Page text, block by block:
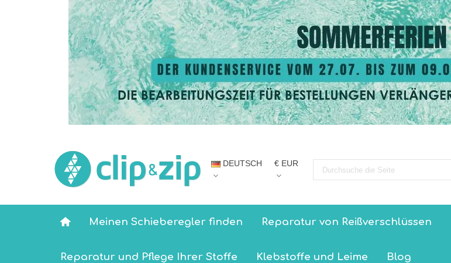
DEUTSCH
€ EUR
Meinen Schieberegler finden Reparatur von Reißverschlüssen
Reparatur und Pflege Ihrer Stoffe Klebstoffe und Leime Blog